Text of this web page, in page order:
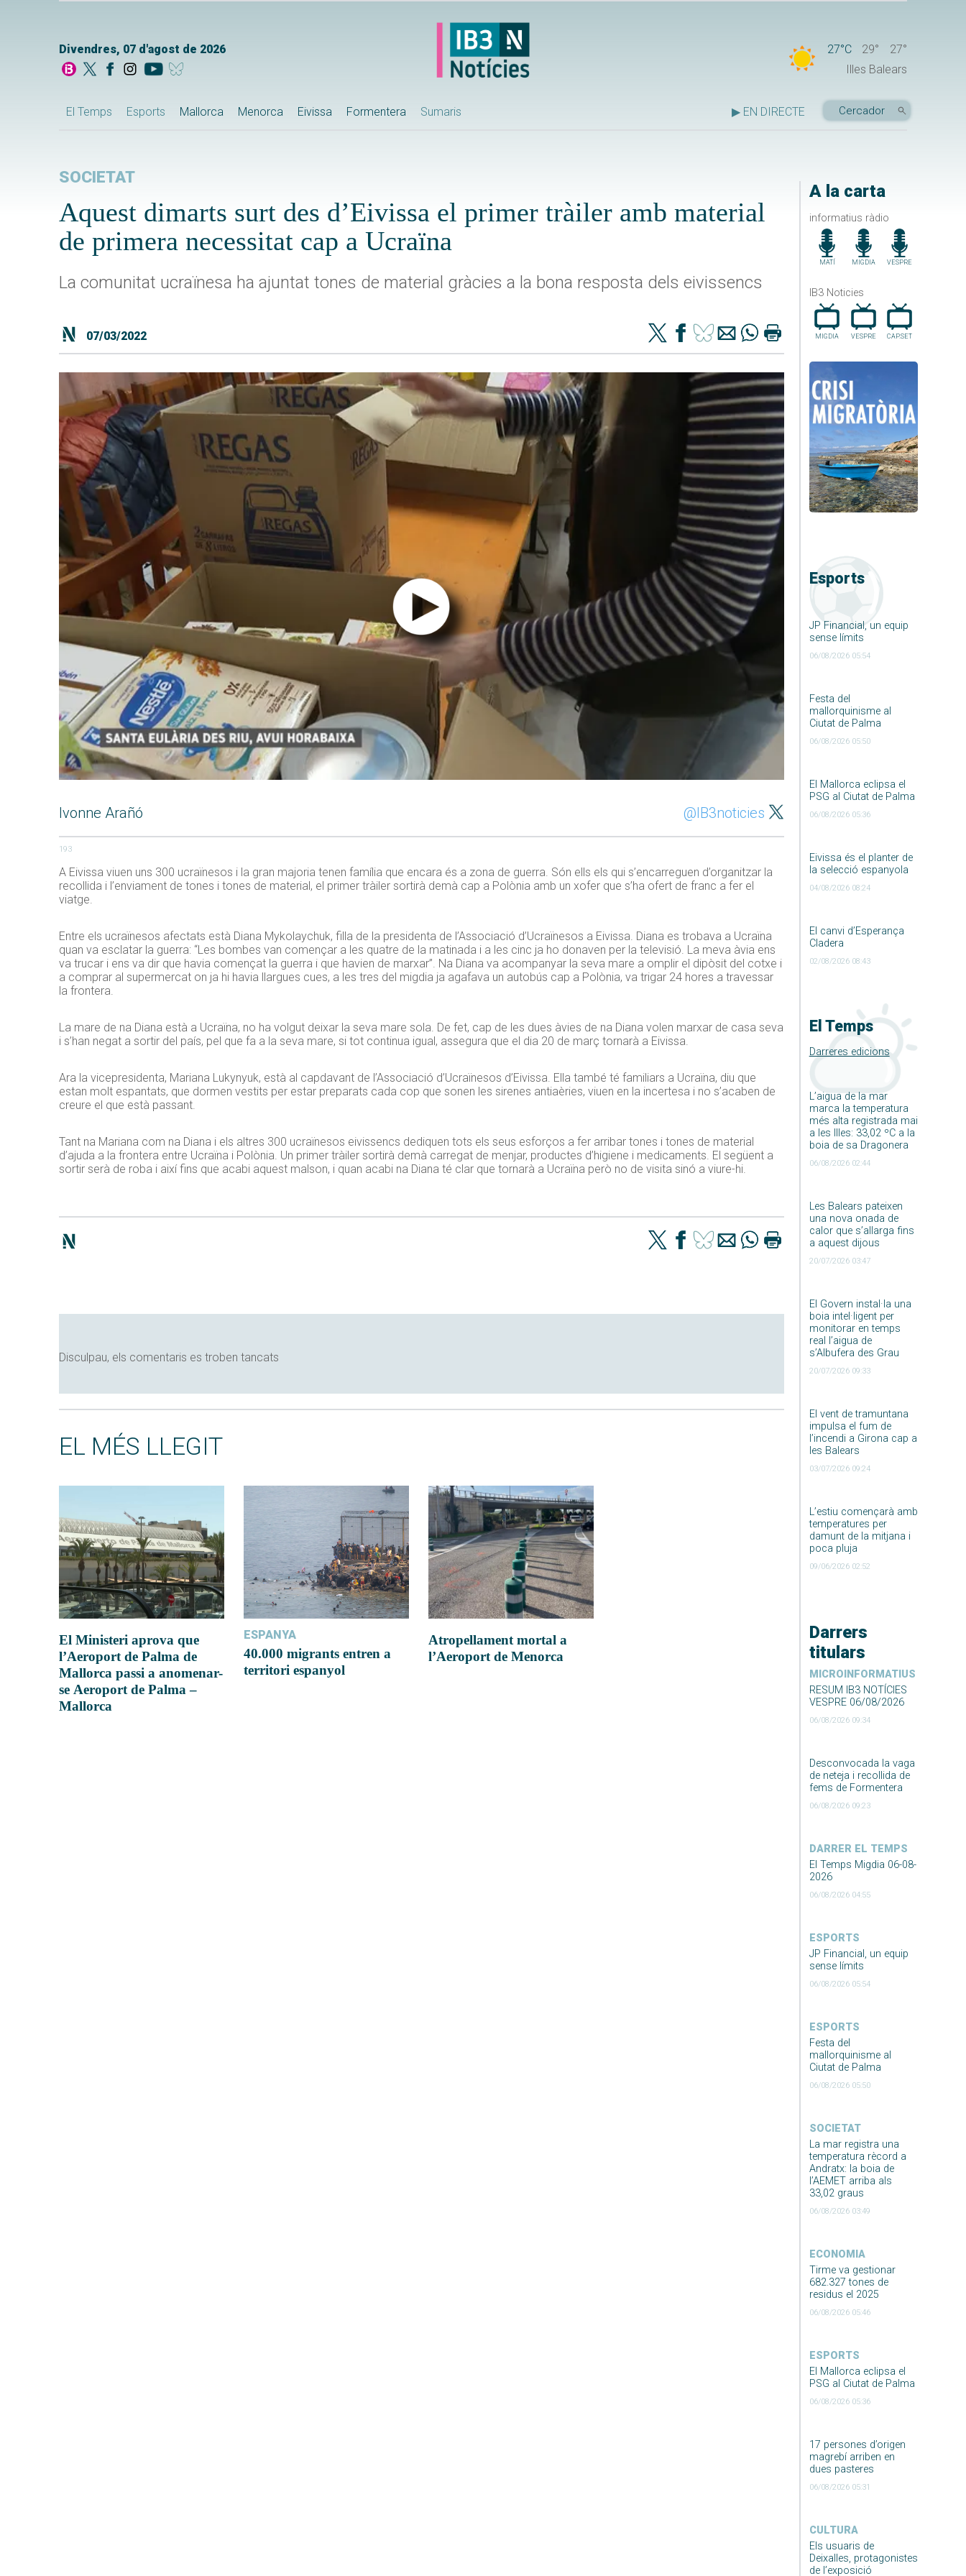
Divendres, 07 d'agost de 2026 27°C 29°
27°
Illes Balears
El Temps Esports Mallorca Menorca Eivissa Formentera Sumaris ▶ EN DIRECTE
A la carta
informatius ràdio
MATÍ MIGDIA VESPRE
IB3 Noticies
MIGDIA VESPRE CAP.SET
Esports
JP Financial, un equip
sense límits
06/08/2026 05:54
Festa del
mallorquinisme al
Ciutat de Palma
06/08/2026 05:50
El Mallorca eclipsa el
PSG al Ciutat de Palma
06/08/2026 05:36
Eivissa és el planter de
la selecció espanyola
04/08/2026 08:24
El canvi d’Esperança
Cladera
02/08/2026 08:43
El Temps
Darreres edicions
L’aigua de la mar
marca la temperatura
més alta registrada mai
a les Illes: 33,02 ºC a la
boia de sa Dragonera
06/08/2026 02:44
Les Balears pateixen
una nova onada de
calor que s’allarga fins
a aquest dijous
20/07/2026 03:47
El Govern instal·la una
boia intel·ligent per
monitorar en temps
real l’aigua de
s’Albufera des Grau
20/07/2026 09:33
El vent de tramuntana
impulsa el fum de
l’incendi a Girona cap a
les Balears
03/07/2026 09:24
L’estiu començarà amb
temperatures per
damunt de la mitjana i
poca pluja
09/06/2026 02:52
Darrers
titulars
MICROINFORMATIUS
RESUM IB3 NOTÍCIES
VESPRE 06/08/2026
06/08/2026 09:34
Desconvocada la vaga
de neteja i recollida de
fems de Formentera
06/08/2026 09:23
DARRER EL TEMPS
El Temps Migdia 06-08-
2026
06/08/2026 04:55
ESPORTS
JP Financial, un equip
sense límits
06/08/2026 05:54
ESPORTS
Festa del
mallorquinisme al
Ciutat de Palma
06/08/2026 05:50
SOCIETAT
La mar registra una
temperatura rècord a
Andratx: la boia de
l’AEMET arriba als
33,02 graus
06/08/2026 03:49
ECONOMIA
Tirme va gestionar
682.327 tones de
residus el 2025
06/08/2026 05:46
ESPORTS
El Mallorca eclipsa el
PSG al Ciutat de Palma
06/08/2026 05:36
17 persones d’origen
magrebí arriben en
dues pasteres
06/08/2026 05:31
CULTURA
Els usuaris de
Deixalles, protagonistes
de l’exposició
SOCIETAT
Aquest dimarts surt des d’Eivissa el primer tràiler amb material
de primera necessitat cap a Ucraïna
La comunitat ucraïnesa ha ajuntat tones de material gràcies a la bona resposta dels eivissencs
07/03/2022
Ivonne Arañó @IB3noticies
193
A Eivissa viuen uns 300 ucraïnesos i la gran majoria tenen família que encara és a zona de guerra. Són ells els qui s’encarreguen d’organitzar la
recollida i l’enviament de tones i tones de material, el primer tràiler sortirà demà cap a Polònia amb un xofer que s’ha ofert de franc a fer el
viatge.
Entre els ucraïnesos afectats està Diana Mykolaychuk, filla de la presidenta de l’Associació d’Ucraïnesos a Eivissa. Diana es trobava a Ucraïna
quan va esclatar la guerra: “Les bombes van començar a les quatre de la matinada i a les cinc ja ho donaven per la televisió. La meva àvia ens
va trucar i ens va dir que havia començat la guerra i que havien de marxar”. Na Diana va acompanyar la seva mare a omplir el dipòsit del cotxe i
a comprar al supermercat on ja hi havia llargues cues, a les tres del migdia ja agafava un autobús cap a Polònia, va trigar 24 hores a travessar
la frontera.
La mare de na Diana està a Ucraïna, no ha volgut deixar la seva mare sola. De fet, cap de les dues àvies de na Diana volen marxar de casa seva
i s’han negat a sortir del país, pel que fa a la seva mare, si tot continua igual, assegura que el dia 20 de març tornarà a Eivissa.
Ara la vicepresidenta, Mariana Lukynyuk, està al capdavant de l’Associació d’Ucraïnesos d’Eivissa. Ella també té familiars a Ucraïna, diu que
estan molt espantats, que dormen vestits per estar preparats cada cop que sonen les sirenes antiaèries, viuen en la incertesa i no s’acaben de
creure el que està passant.
Tant na Mariana com na Diana i els altres 300 ucraïnesos eivissencs dediquen tots els seus esforços a fer arribar tones i tones de material
d’ajuda a la frontera entre Ucraïna i Polònia. Un primer tràiler sortirà demà carregat de menjar, productes d’higiene i medicaments. El següent a
sortir serà de roba i així fins que acabi aquest malson, i quan acabi na Diana té clar que tornarà a Ucraïna però no de visita sinó a viure-hi.
Disculpau, els comentaris es troben tancats
EL MÉS LLEGIT
El Ministeri aprova que
l’Aeroport de Palma de
Mallorca passi a anomenar-
se Aeroport de Palma –
Mallorca
ESPANYA
40.000 migrants entren a
territori espanyol
Atropellament mortal a
l’Aeroport de Menorca